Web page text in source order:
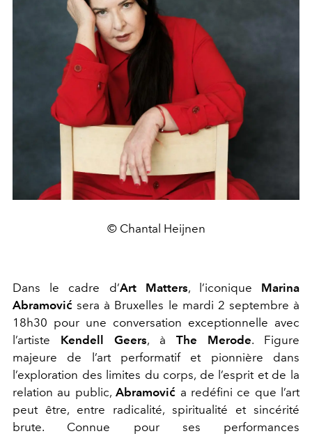
© Chantal Heijnen
Dans le cadre d’Art Matters, l’iconique Marina
Abramović sera à Bruxelles le mardi 2 septembre à
18h30 pour une conversation exceptionnelle avec
l’artiste Kendell Geers, à The Merode. Figure
majeure de l’art performatif et pionnière dans
l’exploration des limites du corps, de l’esprit et de la
relation au public,Abramović a redéfini ce que l’art
peut être, entre radicalité, spiritualité et sincérité
brute. Connue pour ses performances